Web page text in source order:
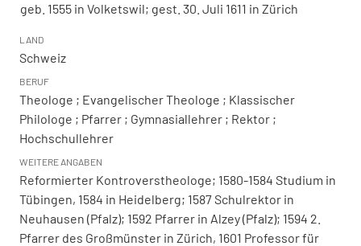
geb. 1555 in Volketswil; gest. 30. Juli 1611 in Zürich
LAND
Schweiz
BERUF
Theologe ; Evangelischer Theologe ; Klassischer
Philologe ; Pfarrer ; Gymnasiallehrer ; Rektor ;
Hochschullehrer
WEITERE ANGABEN
Reformierter Kontroverstheologe; 1580-1584 Studium in
Tübingen, 1584 in Heidelberg; 1587 Schulrektor in
Neuhausen (Pfalz); 1592 Pfarrer in Alzey (Pfalz); 1594 2.
Pfarrer des Großmünster in Zürich, 1601 Professor für